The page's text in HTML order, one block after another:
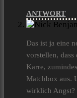
ANTWORT
Das ist ja eine
vorstellen,
Karre,
Matchbox aus.
wirklich Angst?